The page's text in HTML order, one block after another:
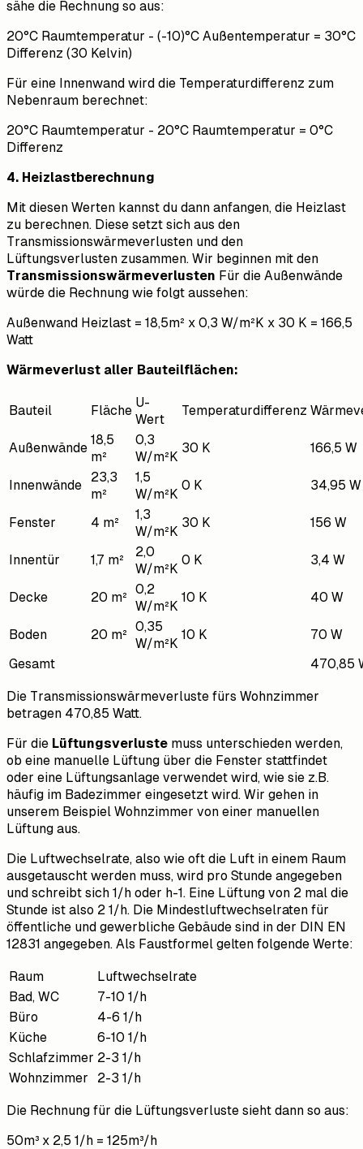
sähe die Rechnung so aus:
20°C Raumtemperatur - (-10)°C Außentemperatur = 30°C
Differenz (30 Kelvin)
Für eine Innenwand wird die Temperaturdifferenz zum
Nebenraum berechnet:
20°C Raumtemperatur - 20°C Raumtemperatur = 0°C
Differenz
4. Heizlastberechnung
Mit diesen Werten kannst du dann anfangen, die Heizlast
zu berechnen. Diese setzt sich aus den
Transmissionswärmeverlusten und den
Lüftungsverlusten zusammen. Wir beginnen mit den
Transmissionswärmeverlusten Für die Außenwände
würde die Rechnung wie folgt aussehen:
Außenwand Heizlast = 18,5m² x 0,3 W/m²K x 30 K = 166,5
Watt
Wärmeverlust aller Bauteilflächen:
Bauteil Fläche
U-
Wert
Temperaturdifferenz
Außenwände
18,5
m²
0,3
W/m²K
30 K 166,5 W
Innenwände
23,3
m²
1,5
W/m²K
0 K 34,95 W
Fenster 4 m²
1,3
W/m²K
30 K 156 W
Innentür 1,7 m²
2,0
W/m²K
0 K 3,4 W
Decke 20 m²
0,2
W/m²K
10 K 40 W
Boden 20 m²
0,35
W/m²K
10 K
70 W
Gesamt
470,85
Die Transmissionswärmeverluste fürs Wohnzimmer
betragen 470,85 Watt.
Für die Lüftungsverluste muss unterschieden werden,
ob eine manuelle Lüftung über die Fenster stattfindet
oder eine Lüftungsanlage verwendet wird, wie sie z.B.
häufig im Badezimmer eingesetzt wird. Wir gehen in
unserem Beispiel Wohnzimmer von einer manuellen
Lüftung aus.
Die Luftwechselrate, also wie oft die Luft in einem Raum
ausgetauscht werden muss, wird pro Stunde angegeben
und schreibt sich 1/h oder h-1. Eine Lüftung von 2 mal die
Stunde ist also 2 1/h. Die Mindestluftwechselraten für
öffentliche und gewerbliche Gebäude sind in der DIN EN
12831 angegeben. Als Faustformel gelten folgende Werte:
Raum
Luftwechselrate
Bad, WC
7-10 1/h
Büro
4-6 1/h
Küche
6-10 1/h
Schlafzimmer 2-3 1/h
Wohnzimmer
2-3 1/h
Die Rechnung für die Lüftungsverluste sieht dann so aus:
50m³ x 2,5 1/h = 125m³/h